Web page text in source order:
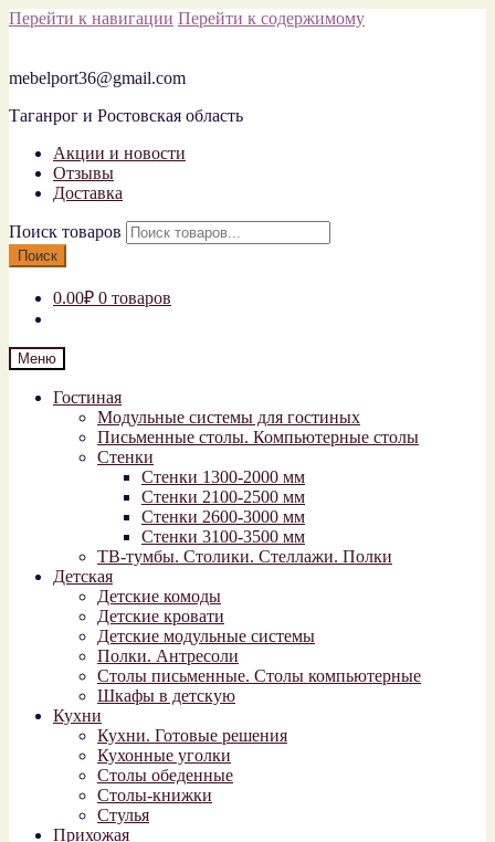
Перейти к навигации Перейти к содержимому
mebelport36@gmail.com
Таганрог и Ростовская область
Акции и новости
Отзывы
Доставка
Поиск товаров
Поиск
0.00₽ 0 товаров
Меню
Гостиная
Модульные системы для гостиных
Письменные столы. Компьютерные столы
Стенки
Стенки 1300-2000 мм
Стенки 2100-2500 мм
Стенки 2600-3000 мм
Стенки 3100-3500 мм
ТВ-тумбы. Столики. Стеллажи. Полки
Детская
Детские комоды
Детские кровати
Детские модульные системы
Полки. Антресоли
Столы письменные. Столы компьютерные
Шкафы в детскую
Кухни
Кухни. Готовые решения
Кухонные уголки
Столы обеденные
Столы-книжки
Стулья
Прихожая